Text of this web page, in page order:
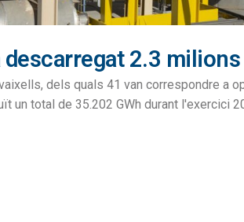
descarregat 2.3
dels quals 41 van correspondre a
un total de 35.202 GWh durant l'exercici